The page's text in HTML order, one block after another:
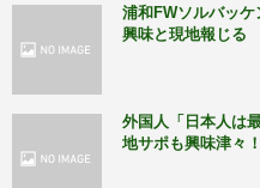
浦和FWソルバッ
興味と現地報じる
外国人「日本人は
地サポも興味津々